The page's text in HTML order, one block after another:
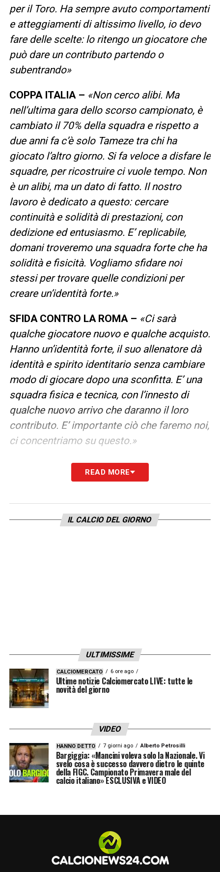
per il Toro. Ha sempre avuto comportamenti
e atteggiamenti di altissimo livello, io devo
fare delle scelte: lo ritengo un giocatore che
può dare un contributo partendo o
subentrando»
COPPA ITALIA – «Non cerco alibi. Ma
nell’ultima gara dello scorso campionato, è
cambiato il 70% della squadra e rispetto a
due anni fa c’è solo Tameze tra chi ha
giocato l’altro giorno. Si fa veloce a disfare le
squadre, per ricostruire ci vuole tempo. Non
è un alibi, ma un dato di fatto. Il nostro
lavoro è dedicato a questo: cercare
continuità e solidità di prestazioni, con
dedizione ed entusiasmo. E’ replicabile,
domani troveremo una squadra forte che ha
solidità e fisicità. Vogliamo sfidare noi
stessi per trovare quelle condizioni per
creare un’identità forte.»
SFIDA CONTRO LA ROMA – «Ci sarà
qualche giocatore nuovo e qualche acquisto.
Hanno un’identità forte, il suo allenatore dà
identità e spirito identitario senza cambiare
modo di giocare dopo una sconfitta. E’ una
squadra fisica e tecnica, con l’innesto di
qualche nuovo arrivo che daranno il loro
contributo. E’ importante ciò che faremo noi,
ci concentriamo su questo.»
SOSTITUTO SIMEONE –«Conto che possa
essere in campo. Abbiamo soluzioni, devo
mentale chi deve partire e chi deve
subentrare. La gara è lunga, faccio
LEGGI ANCHE– Ultime Notizie Serie A:
tutte le novità del giorno sul massimo
campionato italiano
READ MORE
IL CALCIO DEL GIORNO
ULTIMISSIME
CALCIOMERCATO 6 ore ago
Ultime notizie Calciomercato LIVE: tutte le
novità del giorno
VIDEO
HANNO DETTO 7 giorni ago Alberto Petrosilli
Bargiggia: «Mancini voleva solo la Nazionale. Vi
svelo cosa è successo davvero dietro le quinte
della FIGC. Campionato Primavera male del
calcio italiano» ESCLUSIVA e VIDEO